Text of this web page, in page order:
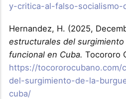
y-critica-al-falso-
Hernandez, H. (2025,
estructurales del
funcional en Cuba. Tocororo
https://tocororocubano.com/
del-surgimiento-de-la-
cuba/